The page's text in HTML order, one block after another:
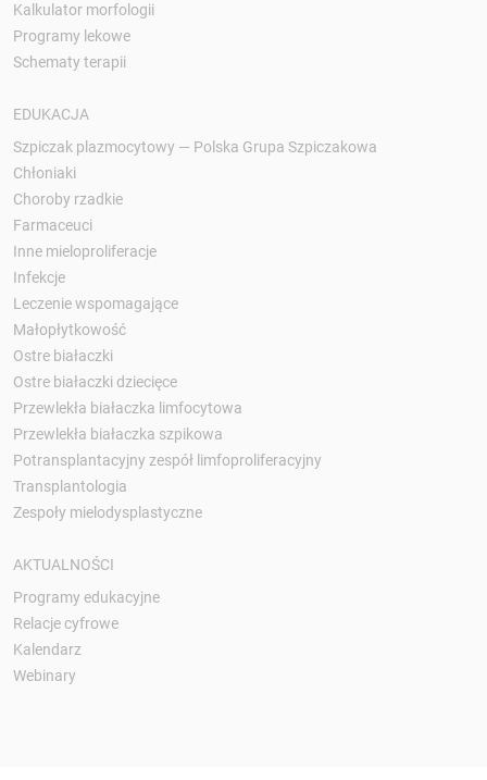
Kalkulator morfologii
Programy lekowe
Schematy terapii
EDUKACJA
Szpiczak plazmocytowy — Polska Grupa Szpiczakowa
Chłoniaki
Choroby rzadkie
Farmaceuci
Inne mieloproliferacje
Infekcje
Leczenie wspomagające
Małopłytkowość
Ostre białaczki
Ostre białaczki dziecięce
Przewlekła białaczka limfocytowa
Przewlekła białaczka szpikowa
Potransplantacyjny zespół limfoproliferacyjny
Transplantologia
Zespoły mielodysplastyczne
AKTUALNOŚCI
Programy edukacyjne
Relacje cyfrowe
Kalendarz
Webinary